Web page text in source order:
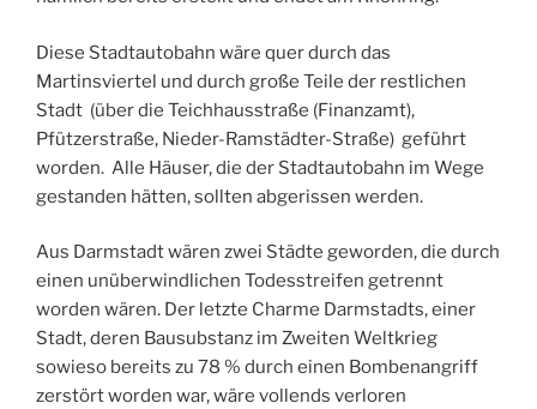
Diese Stadtautobahn wäre quer durch das
Martinsviertel und durch große Teile der restlichen
Stadt (über die Teichhausstraße (Finanzamt),
Pfützerstraße, Nieder-Ramstädter-Straße) geführt
worden. Alle Häuser, die der Stadtautobahn im Wege
gestanden hätten, sollten abgerissen werden.
Aus Darmstadt wären zwei Städte geworden, die durch
einen unüberwindlichen Todesstreifen getrennt
worden wären. Der letzte Charme Darmstadts, einer
Stadt, deren Bausubstanz im Zweiten Weltkrieg
sowieso bereits zu 78 % durch einen Bombenangriff
zerstört worden war, wäre vollends verloren